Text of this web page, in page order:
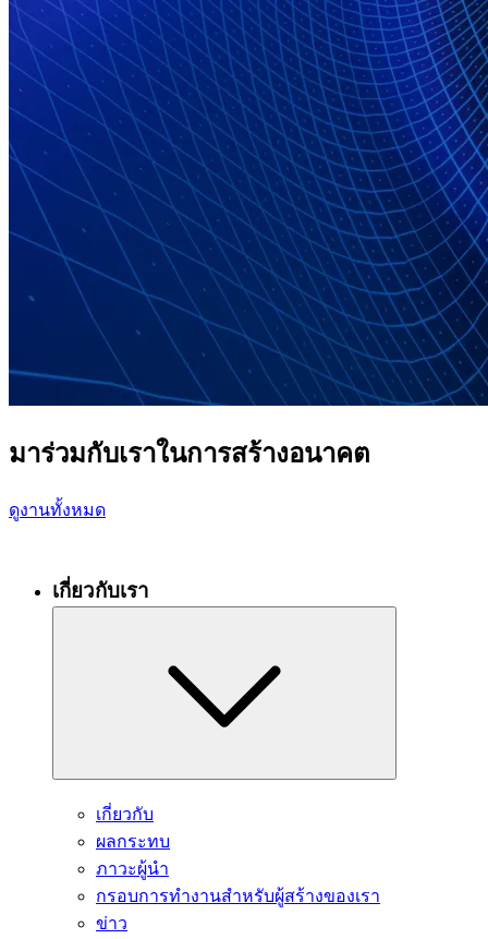
มาร่วมกับเราในการสร้างอนาคต
ดูงานทั้งหมด
เกี่ยวกับเรา
เกี่ยวกับ
ผลกระทบ
ภาวะผู้นำ
กรอบการทำงานสำหรับผู้สร้างของเรา
ข่าว